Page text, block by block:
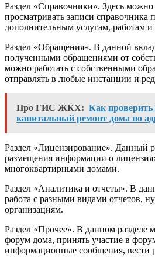
Раздел «Справочники». Здесь можно
просматривать записи
дополнительным услугам, работам и
Раздел «Обращения». В данной
полученными обращениями от
можно работать с собственными
отправлять в любые инстанции и
Про ГИС ЖКХ: Как проверить
капитальный ремонт дома по
Раздел «Лицензирование». Данный
размещения информации о
многоквартирными домами.
Раздел «Аналитика и отчеты». В
работа с разными видами отчетов,
организациям.
Раздел «Прочее». В данном разделе
форум дома, принять участие в
информационные сообщения, вести